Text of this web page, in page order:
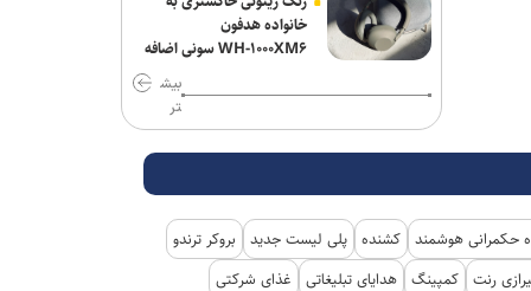
راهپیمایی‌های جهان است
خانواده هدفون
WH-۱۰۰۰XM۶ سونی اضافه
بیش
تر
حکمرانی هوشمند کشنده پلی لیست جدید
بروکر ترندو
رنت کمپینگ هدایای تبلیغاتی غذای شرکتی